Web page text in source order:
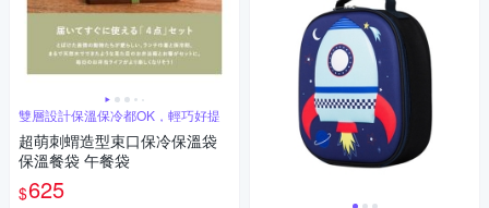
雙層設計保溫保冷都OK，輕巧好提
超萌刺蝟造型束口保冷保溫袋
保溫餐袋 午餐袋
$625